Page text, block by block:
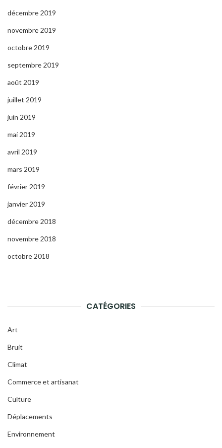
décembre 2019
novembre 2019
octobre 2019
septembre 2019
août 2019
juillet 2019
juin 2019
mai 2019
avril 2019
mars 2019
février 2019
janvier 2019
décembre 2018
novembre 2018
octobre 2018
CATÉGORIES
Art
Bruit
Climat
Commerce et artisanat
Culture
Déplacements
Environnement